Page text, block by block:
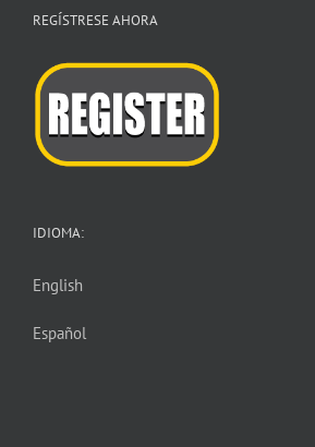
REGÍSTRESE AHORA
IDIOMA:
English
Español